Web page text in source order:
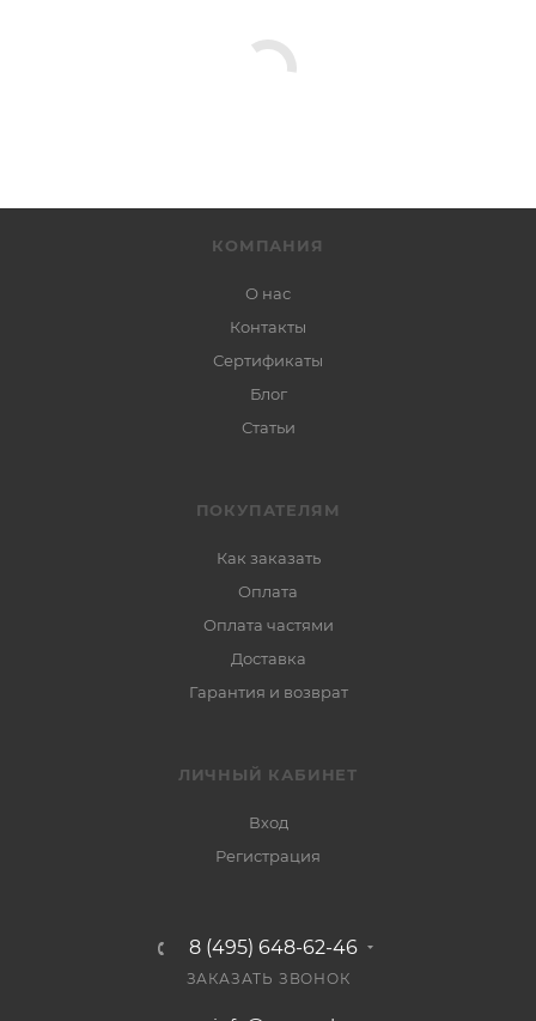
КОМПАНИЯ
О нас
Контакты
Сертификаты
Блог
Статьи
ПОКУПАТЕЛЯМ
Как заказать
Оплата
Оплата частями
Доставка
Гарантия и возврат
ЛИЧНЫЙ КАБИНЕТ
Вход
Регистрация
8 (495) 648-62-46
ЗАКАЗАТЬ ЗВОНОК